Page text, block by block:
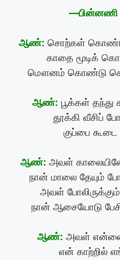
ஆண்: சொற்கள்
காதை மூடிக்
மௌனம் கொண்டு
ஆண்: பூக்கள்
தூக்கி வீசிப்
குப்பை
ஆண்: அவள்
நான் மாலை தேயும்
அவள் போலிருக்கும்
நான் ஆசையோடு
ஆண்: அவள்
என் காற்றில்